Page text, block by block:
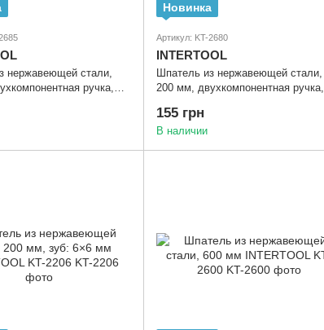
нержавеющей стали,
ручка,
Новинка
Артикул: KT-2680
INTERTOOL
Шпатель из нержавеющей стали,
200 мм, двухкомпонентная ручка,
2680
155 грн
В наличии